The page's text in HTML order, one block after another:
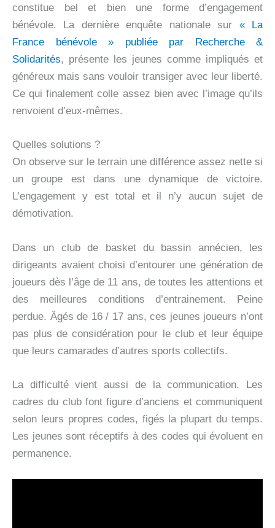
constitue bel et bien une forme d’engagement
bénévole. La dernière enquête nationale sur « La
France bénévole » publiée par Recherche &
Solidarités, présente les jeunes comme impliqués et
généreux mais sans vouloir transiger avec leur liberté.
Ce qui finalement colle assez bien avec l’image qu’ils
renvoient d’eux-mêmes.
Quelles solutions ?
On observe sur le terrain une différence assez nette si
un groupe est dans une dynamique de victoire.
L’engagement y est total et il n’y aucun sujet de
démotivation.
Dans un club de basket du bassin annécien, les
dirigeants avaient choisi d’entourer une génération de
joueurs dès l’âge de 11 ans, de toutes les attentions et
des meilleures conditions d’entrainement. Peine
perdue. Âgés de 16 / 17 ans, ces jeunes joueurs n’ont
pas plus de considération pour le club et leur équipe
que leurs camarades d’autres sports collectifs.
La difficulté vient aussi de la communication. Les
cadres du club font figure d’anciens et communiquent
selon leurs propres codes, figés la plupart du temps.
Les jeunes sont réceptifs à des codes qui évoluent en
permanence.